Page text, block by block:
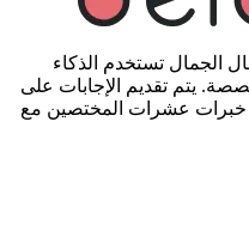
الجمال تستخدم الذكاء
يتم تقديم الإجابات على
خبرات عشرات المختصين مع